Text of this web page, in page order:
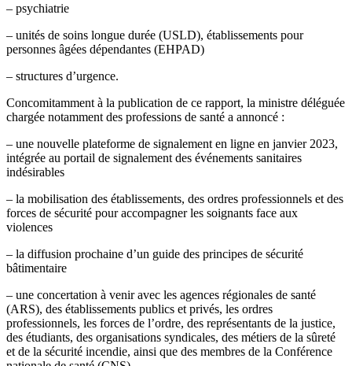
– psychiatrie
– unités de soins longue durée (USLD), établissements pour
personnes âgées dépendantes (EHPAD)
– structures d’urgence.
Concomitamment à la publication de ce rapport, la ministre déléguée
chargée notamment des professions de santé a annoncé :
– une nouvelle plateforme de signalement en ligne en janvier 2023,
intégrée au portail de signalement des événements sanitaires
indésirables
– la mobilisation des établissements, des ordres professionnels et des
forces de sécurité pour accompagner les soignants face aux
violences
– la diffusion prochaine d’un guide des principes de sécurité
bâtimentaire
– une concertation à venir avec les agences régionales de santé
(ARS), des établissements publics et privés, les ordres
professionnels, les forces de l’ordre, des représentants de la justice,
des étudiants, des organisations syndicales, des métiers de la sûreté
et de la sécurité incendie, ainsi que des membres de la Conférence